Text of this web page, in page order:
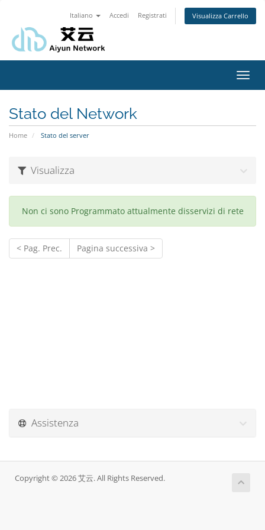
Italiano Accedi Registrati Visualizza Carrello
Attiva
Stato del Network
Home Stato del server
Visualizza
Non ci sono Programmato attualmente disservizi di rete
< Pag. Prec. Pagina successiva >
Assistenza
Copyright © 2026 艾云. All Rights Reserved.